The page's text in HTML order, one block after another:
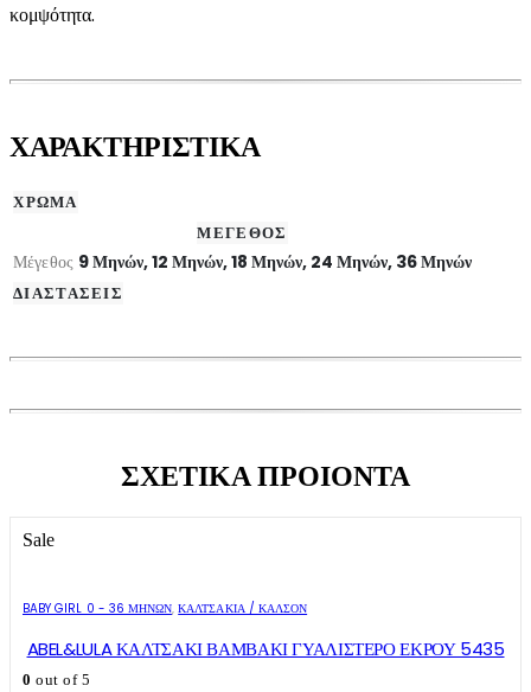
κομψότητα.
ΧΑΡΑΚΤΗΡΙΣΤΙΚΑ
ΧΡΩΜΑ
ΜΕΓΕΘΟΣ
Μέγεθος 9 Μηνών, 12 Μηνών, 18 Μηνών, 24 Μηνών, 36 Μηνών
ΔΙΑΣΤΑΣΕΙΣ
ΣΧΕΤΙΚΑ ΠΡΟΙΟΝΤΑ
Sale
το
έχει
το
έχει
BABY GIRL 0 - 36 ΜΗΝΏΝ,ΚΑΛΤΣΆΚΙΑ / ΚΑΛΣΌΝ
ABEL&LULA ΚΑΛΤΣΑΚΙ ΒΑΜΒΑΚΙ ΓΥΑΛΙΣΤΕΡΟ ΕΚΡΟΥ 5435
0 out of 5